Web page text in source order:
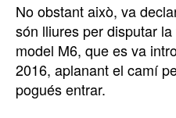
No obstant això, va
són lliures per disputar
model M6, que es va
2016, aplanant el camí
pogués entrar.